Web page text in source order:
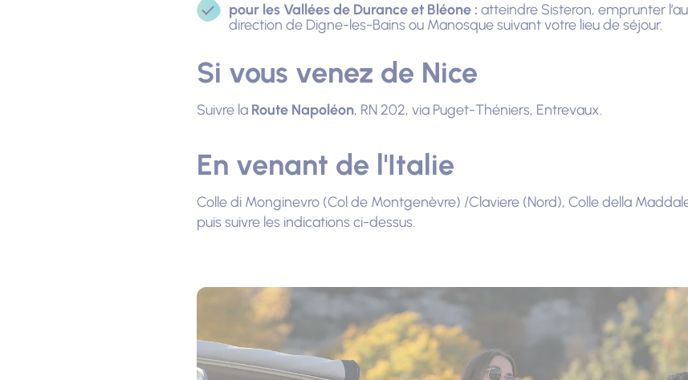
pour les Vallées de Durance et Bléone : atteindre Sisteron, emprunter
direction de Digne-les-Bains ou Manosque suivant votre lieu de séjour.
Si vous venez de Nice
Suivre la Route Napoléon, RN 202, via Puget-Théniers, Entrevaux.
En venant de l'Italie
Colle di Monginevro (Col de Montgenèvre) /Claviere (Nord), Colle della
puis suivre les indications ci-dessus.
Photo